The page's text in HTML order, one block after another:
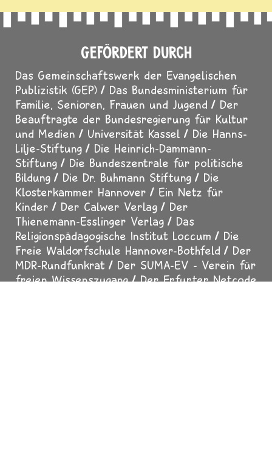
GEFÖRDERT DURCH
Das Gemeinschaftswerk der Evangelischen
Publizistik (GEP)
Das Bundesministerium für
Familie, Senioren, Frauen und Jugend
Der
Beauftragte der Bundesregierung für Kultur
und Medien
Universität Kassel
Die Hanns-
Lilje-Stiftung
Die Heinrich-Dammann-
Stiftung
Die Bundeszentrale für politische
Bildung
Die Dr. Buhmann Stiftung
Die
Klosterkammer Hannover
Ein Netz für
Kinder
Der Calwer Verlag
Der
Thienemann-Esslinger Verlag
Das
Religionspädagogische Institut Loccum
Die
Freie Waldorfschule Hannover-Bothfeld
Der
MDR-Rundfunkrat
Der SUMA-EV - Verein für
freien Wissenszugang
Der Erfurter Netcode